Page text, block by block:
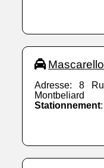
Adresse: 8
Montbeliard
Stationnement: